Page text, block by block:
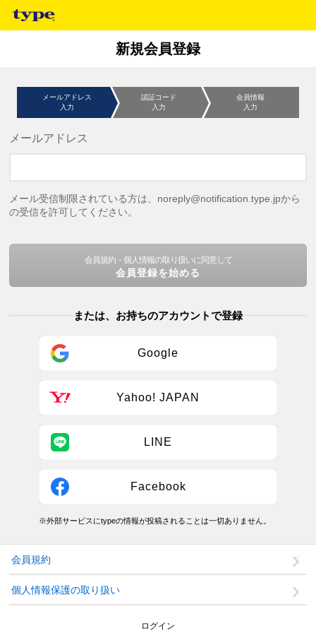
新規会員登録
メールアドレス
入力
認証コード
入力
会員情報
入力
メールアドレス
メール受信制限されている方は、noreply@notification.type.jpから
の受信を許可してください。
会員規約・個人情報の取り扱いに同意して
会員登録を始める
または、お持ちのアカウントで登録
Google
Yahoo! JAPAN
LINE
Facebook
※外部サービスにtypeの情報が投稿されることは一切ありません。
会員規約
個人情報保護の取り扱い
ログイン